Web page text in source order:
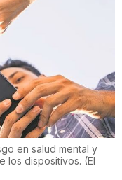
en salud mental y
los dispositivos. (El